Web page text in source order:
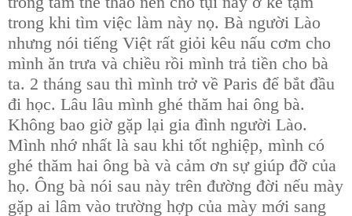
trong khi tìm việc làm này nọ. Bà người Lào
nhưng nói tiếng Việt rất giỏi kêu nấu cơm cho
mình ăn trưa và chiều rồi mình trả tiền cho bà
ta. 2 tháng sau thì mình trở về Paris để bắt đầu
đi học. Lâu lâu mình ghé thăm hai ông bà.
Không bao giờ gặp lại gia đình người Lào.
Mình nhớ nhất là sau khi tốt nghiệp, mình có
ghé thăm hai ông bà và cảm ơn sự giúp đỡ của
họ. Ông bà nói sau này trên đường đời nếu mày
gặp ai lâm vào trường hợp của mày mới sang